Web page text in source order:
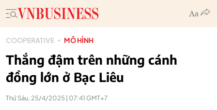
COOPERATIVE MÔ HÌNH
Thắng đậm trên những cánh
đồng lớn ở Bạc Liêu
Thứ Sáu, 25/4/2025 | 07:41 GMT+7